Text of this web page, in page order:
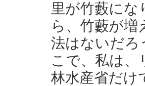
里が竹藪にな
ら、竹藪が
法はないだろ
こで、私は、
林水産省だけ